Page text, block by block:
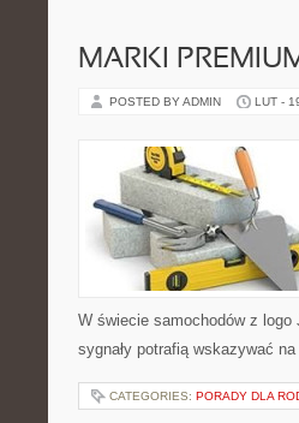
MARKI
POSTED BY ADMIN LUT -
W świecie samochodów z logo
sygnały potrafią wskazywać
CATEGORIES: PORADY DLA